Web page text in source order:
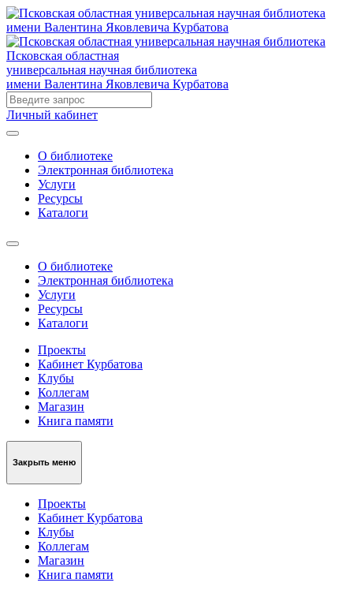
Псковская областная
универсальная научная библиотека
имени Валентина Яковлевича Курбатова
Личный кабинет
О библиотеке
Электронная библиотека
Услуги
Ресурсы
Каталоги
О библиотеке
Электронная библиотека
Услуги
Ресурсы
Каталоги
Проекты
Кабинет Курбатова
Клубы
Коллегам
Магазин
Книга памяти
Закрыть меню
Проекты
Кабинет Курбатова
Клубы
Коллегам
Магазин
Книга памяти